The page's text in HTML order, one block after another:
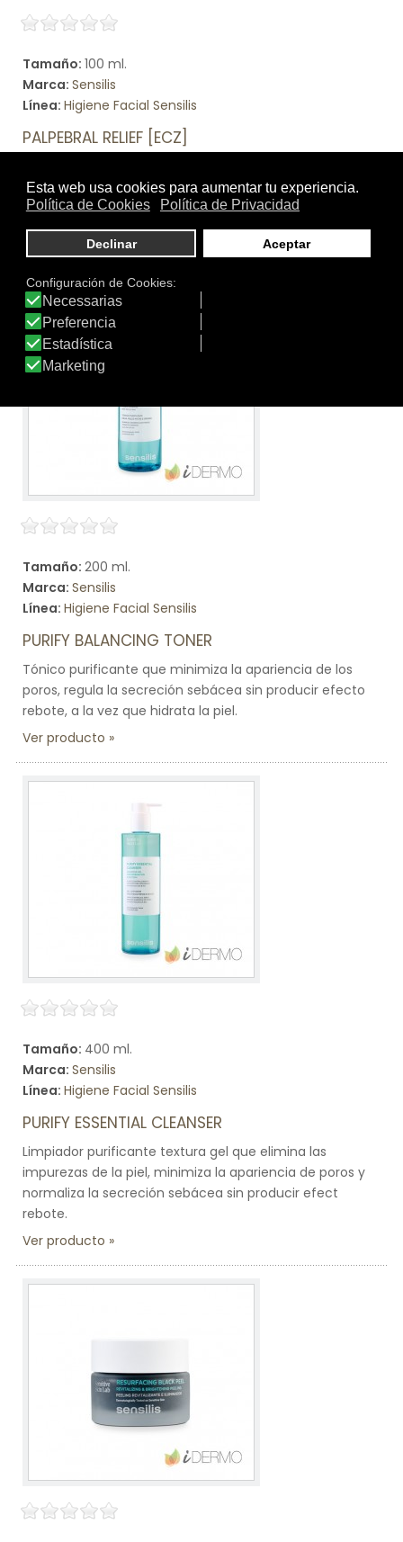
Tamaño: 100 ml.
Marca: Sensilis
Línea: Higiene Facial Sensilis
PALPEBRAL RELIEF [ECZ]
tratamiento para párpados sensibles, irritados y con
tendencia a eczema. Elimina incluso el maquillaje
waterproof.
Ver producto
Tamaño: 200 ml.
Marca: Sensilis
Línea: Higiene Facial Sensilis
PURIFY BALANCING TONER
Tónico purificante que minimiza la apariencia de los
poros, regula la secreción sebácea sin producir efecto
rebote, a la vez que hidrata la piel.
Ver producto
Tamaño: 400 ml.
Marca: Sensilis
Línea: Higiene Facial Sensilis
PURIFY ESSENTIAL CLEANSER
Limpiador purificante textura gel que elimina las
impurezas de la piel, minimiza la apariencia de poros y
normaliza la secreción sebácea sin producir efect
rebote.
Ver producto